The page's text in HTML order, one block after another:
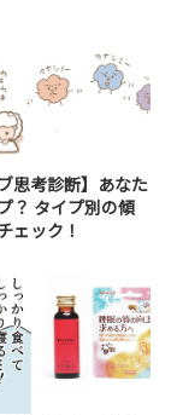
思考診断】あなた
？ タイプ別の傾
ェック！